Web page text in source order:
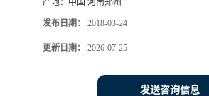
产地： 中国 河南郑州
发布日期： 2018-03-24
更新日期： 2026-07-25
发送咨询信息